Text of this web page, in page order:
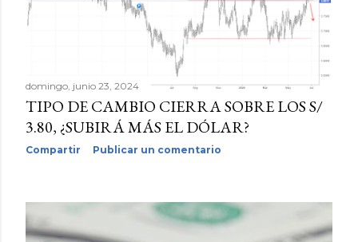
domingo, junio 23, 2024
TIPO DE CAMBIO CIERRA SOBRE LOS S/
3.80, ¿SUBIRÁ MÁS EL DÓLAR?
Compartir Publicar un comentario